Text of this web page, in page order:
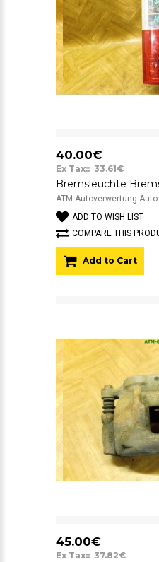
40.00€
Ex Tax:: 33.61€
ATM Autoverwertung
ADD TO WISH LIST
COMPARE THIS
Add to Cart
45.00€
Ex Tax:: 37.82€